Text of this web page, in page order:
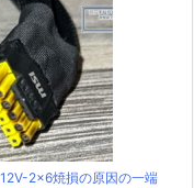
2x6焼損の原因の一端